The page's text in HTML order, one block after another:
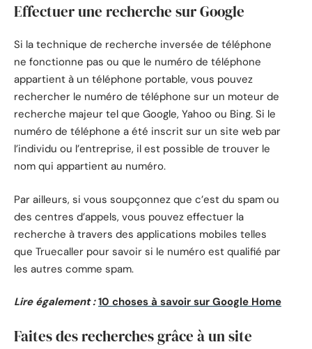
Effectuer une recherche sur Google
Si la technique de recherche inversée de téléphone
ne fonctionne pas ou que le numéro de téléphone
appartient à un téléphone portable, vous pouvez
rechercher le numéro de téléphone sur un moteur de
recherche majeur tel que Google, Yahoo ou Bing. Si le
numéro de téléphone a été inscrit sur un site web par
l’individu ou l’entreprise, il est possible de trouver le
nom qui appartient au numéro.
Par ailleurs, si vous soupçonnez que c’est du spam ou
des centres d’appels, vous pouvez effectuer la
recherche à travers des applications mobiles telles
que Truecaller pour savoir si le numéro est qualifié par
les autres comme spam.
Lire également : 10 choses à savoir sur Google Home
Faites des recherches grâce à un site